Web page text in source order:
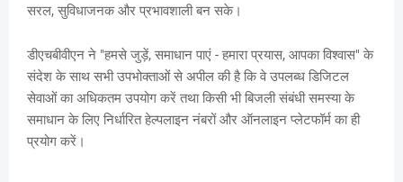
सरल, सुविधाजनक और प्रभावशाली बन सके।
डीएचबीवीएन ने "हमसे जुड़ें, समाधान पाएं - हमारा प्रयास, आपका विश्वास" के
संदेश के साथ सभी उपभोक्ताओं से अपील की है कि वे उपलब्ध डिजिटल
सेवाओं का अधिकतम उपयोग करें तथा किसी भी बिजली संबंधी समस्या के
समाधान के लिए निर्धारित हेल्पलाइन नंबरों और ऑनलाइन प्लेटफॉर्म का ही
प्रयोग करें।